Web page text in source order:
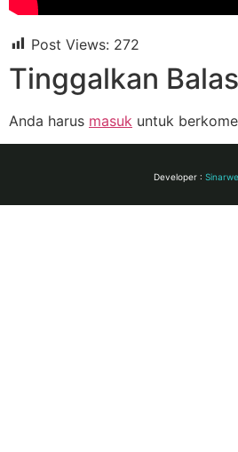
Post Views: 272
Tinggalkan
Anda harus masuk untuk
Developer :